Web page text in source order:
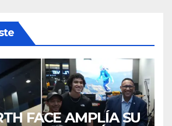
FACE AMPLÍA SU